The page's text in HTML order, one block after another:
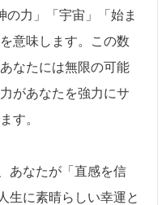
の力」「宇宙」「始ま
意味します。この数
なたには無限の可能
があなたを強力にサ
す。
あなたが「直感を信
生に素晴らしい幸運と